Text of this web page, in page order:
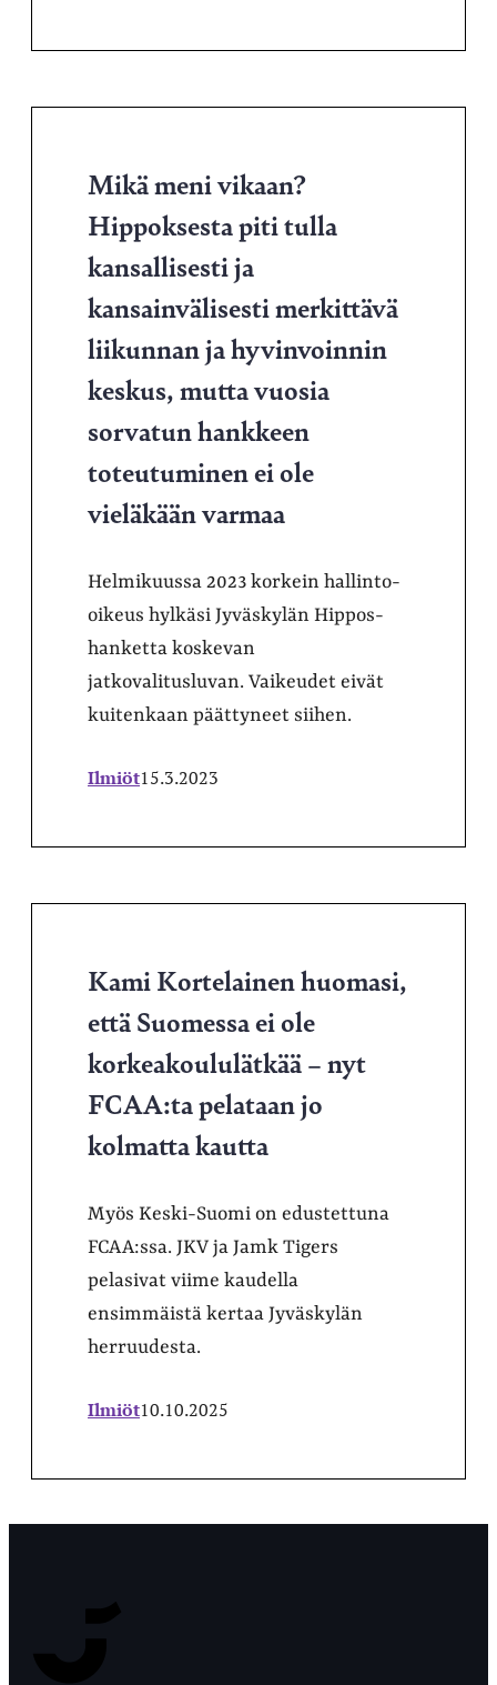
Mikä meni vikaan?
Hippoksesta piti tulla
kansallisesti ja
kansainvälisesti merkittävä
liikunnan ja hyvinvoinnin
keskus, mutta vuosia
sorvatun hankkeen
toteutuminen ei ole
vieläkään varmaa
Helmikuussa 2023 korkein hallinto-
oikeus hylkäsi Jyväskylän Hippos-
hanketta koskevan
jatkovalitusluvan. Vaikeudet eivät
kuitenkaan päättyneet siihen.
Ilmiöt15.3.2023
Kami Kortelainen huomasi,
että Suomessa ei ole
korkeakoululätkää – nyt
FCAA:ta pelataan jo
kolmatta kautta
Myös Keski-Suomi on edustettuna
FCAA:ssa. JKV ja Jamk Tigers
pelasivat viime kaudella
ensimmäistä kertaa Jyväskylän
herruudesta.
Ilmiöt10.10.2025